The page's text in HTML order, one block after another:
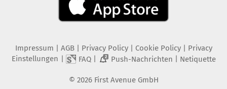
Impressum | AGB | Privacy Policy| Cookie Policy| Privacy
Einstellungen | FAQ| 2 Push-Nachrichten | Netiquette
© 2026 First Avenue GmbH